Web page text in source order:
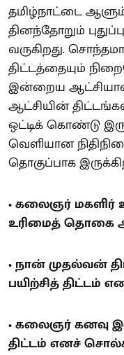
தமிழ்நாட்டை
தினந்தோறும்
வருகிறது.
திட்டத்தையும்
இன்றைய
ஆட்சியின்
ஒட்டிக் கொண்டு
வெளியான
தொகுப்பாக
• கலைஞர்
உரிமைத் தொகை
• நான் முதல்வன்
பயிற்சித் திட்டம்
• கலைஞர் கனவு
திட்டம் எனச்